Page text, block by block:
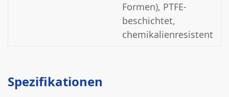
Formen), PTFE-
beschichtet,
chemikalienresistent
Spezifikationen